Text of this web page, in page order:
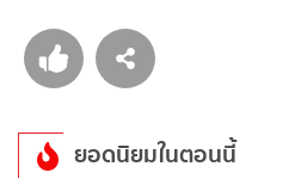
ยอดนิยมในตอนนี้